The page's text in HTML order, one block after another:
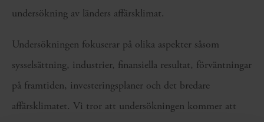
undersökning av länders affärsklimat.
Undersökningen fokuserar på olika aspekter såsom
sysselsättning, industrier, finansiella resultat, förväntningar
på framtiden, investeringsplaner och det bredare
affärsklimatet. Vi tror att undersökningen kommer att